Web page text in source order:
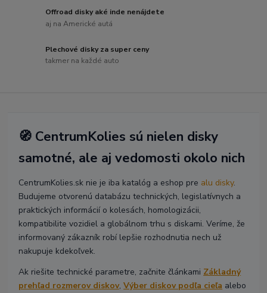
Offroad disky aké inde nenájdete
aj na Americké autá
Plechové disky za super ceny
takmer na každé auto
🧭 CentrumKolies sú nielen disky
samotné, ale aj vedomosti okolo nich
CentrumKolies.sk nie je iba katalóg a eshop pre alu disky.
Budujeme otvorenú databázu technických, legislatívnych a
praktických informácií o kolesách, homologizácii,
kompatibilite vozidiel a globálnom trhu s diskami. Veríme, že
informovaný zákazník robí lepšie rozhodnutia nech už
nakupuje kdekoľvek.
Ak riešite technické parametre, začnite článkami Základný
prehľad rozmerov diskov,Výber diskov podľa cieľa alebo